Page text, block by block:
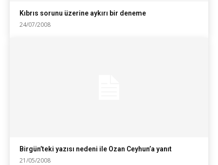
Kıbrıs sorunu üzerine aykırı bir deneme
24/07/2008
Birgün’teki yazısı nedeni ile Ozan Ceyhun’a yanıt
21/05/2008